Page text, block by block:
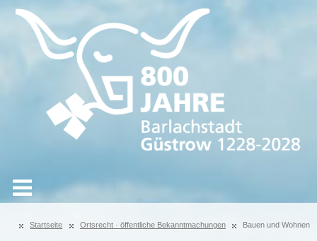
Startseite Ortsrecht · öffentliche Bekanntmachungen Bauen und Wohnen